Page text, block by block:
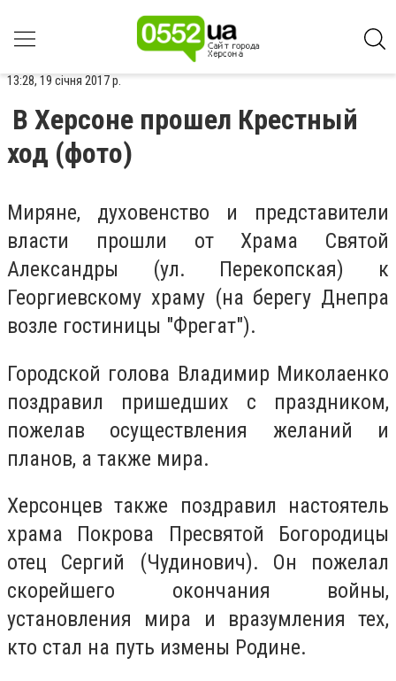
13:28, 19 січня 2017 р.
В Херсоне прошел Крестный
ход (фото)
Миряне, духовенство и представители
власти прошли от Храма Святой
Александры (ул. Перекопская) к
Георгиевскому храму (на берегу Днепра
возле гостиницы "Фрегат").
Городской голова Владимир Миколаенко
поздравил пришедших с праздником,
пожелав осуществления желаний и
планов, а также мира.
Херсонцев также поздравил настоятель
храма Покрова Пресвятой Богородицы
отец Сергий (Чудинович). Он пожелал
скорейшего окончания войны,
установления мира и вразумления тех,
кто стал на путь измены Родине.